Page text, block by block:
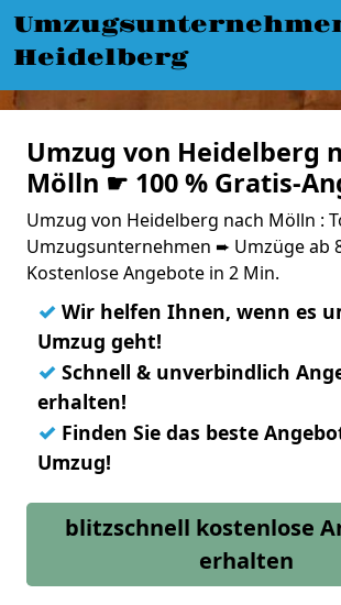
Heidelberg
Umzug von Heidelberg
Mölln ☛ 100 % Gratis-
Umzug von Heidelberg nach Mölln :
Umzugsunternehmen ➨ Umzüge ab
Kostenlose Angebote in 2 Min.
✓ Wir helfen Ihnen, wenn es
Umzug geht!
✓ Schnell & unverbindlich
erhalten!
✓ Finden Sie das beste
Umzug!
blitzschnell kostenlose
erhalten